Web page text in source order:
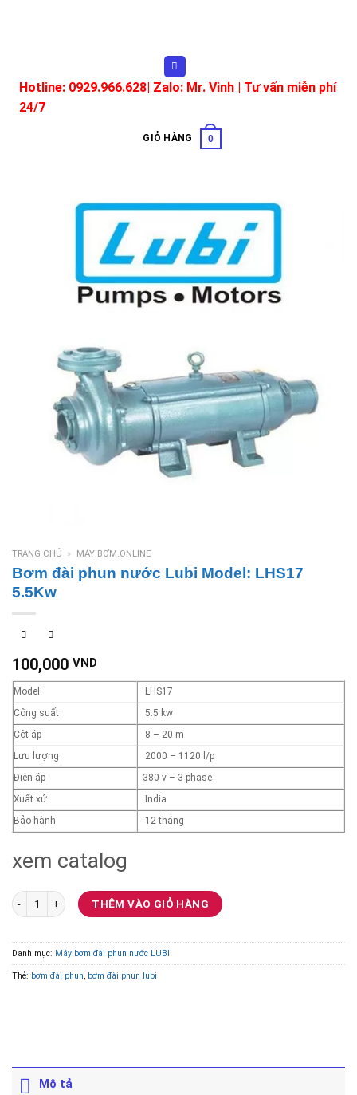
Hotline: 0929.966.628| Zalo: Mr. Vinh | Tư vấn miễn phí
24/7
GIỎ HÀNG 0
TRANG CHỦ » MÁY BƠM.ONLINE
Bơm đài phun nước Lubi Model: LHS17
5.5Kw
100,000 VND
Model
LHS17
Công suất
5.5 kw
Cột áp
8 – 20 m
Lưu lượng
2000 – 1120 l/p
Điện áp
380 v – 3 phase
Xuất xứ
India
Bảo hành
12 tháng
xem catalog
Bơm đài phun nước Lubi Model: LHS17 5.5Kw số lượng
THÊM VÀO GIỎ HÀNG
Danh mục: Máy bơm đài phun nước LUBI
Thẻ: bơm đài phun, bơm đài phun lubi
Mô tả